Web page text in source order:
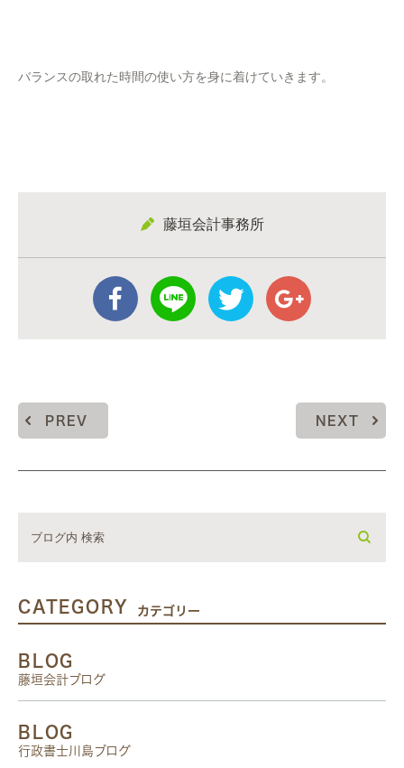
バランスの取れた時間の使い方を身に着けていきます。
藤垣会計事務所
PREV NEXT
CATEGORY カテゴリー
BLOG
藤垣会計ブログ
BLOG
行政書士川島ブログ